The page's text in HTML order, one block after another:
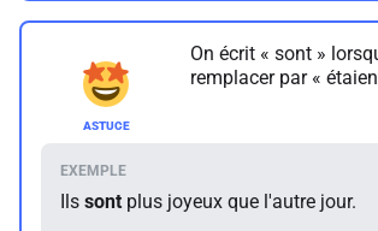
On écrit « sont »
remplacer par «
Ils sont plus joyeux que l'autre jour.